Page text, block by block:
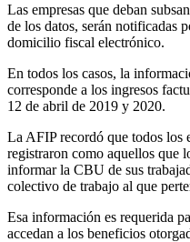
Las empresas que deban
de los datos, serán notificadas
domicilio fiscal electrónico.
En todos los casos, la
corresponde a los ingresos
12 de abril de 2019 y 2020.
La AFIP recordó que todos los
registraron como aquellos que
informar la CBU de sus
colectivo de trabajo al que
Esa información es requerida
accedan a los beneficios